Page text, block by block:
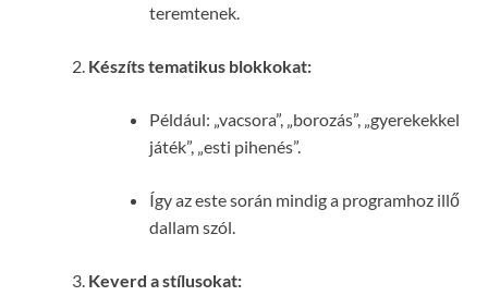
teremtenek.
Készíts tematikus blokkokat:
Például: „vacsora”, „borozás”, „gyerekekkel
játék”, „esti pihenés”.
Így az este során mindig a programhoz illő
dallam szól.
Keverd a stílusokat: